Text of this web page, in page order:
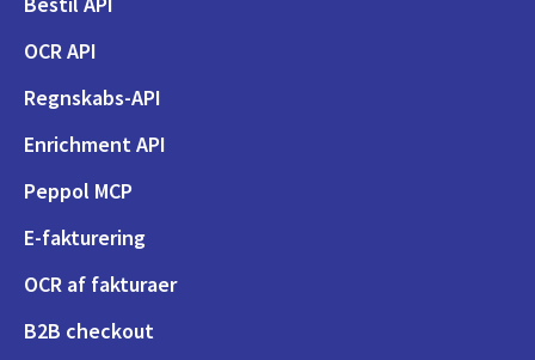
OCR API
Regnskabs-API
Enrichment API
Peppol MCP
E-fakturering
OCR af fakturaer
B2B checkout